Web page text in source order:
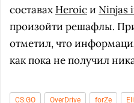
составах Heroicи Ninjas
произойти решафлы.
отметил, что
как пока не получил
CS:GO OverDrive forZe